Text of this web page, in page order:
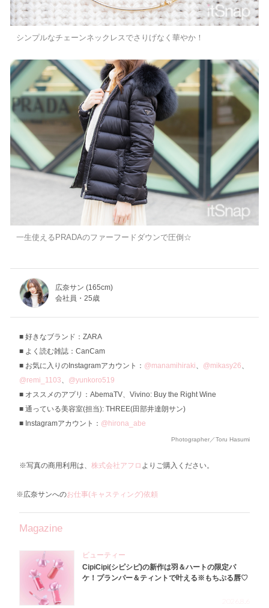
シンプルなチェーンネックレスでさりげなく華やか！
一生使えるPRADAのファーフードダウンで圧倒☆
広奈サン (165cm)
会社員・25歳
好きなブランド：ZARA
よく読む雑誌：CanCam
お気に入りのInstagramアカウント： @manamihiraki、 @mikasy26、
@remi_1103、 @yunkoro519
オススメのアプリ：AbemaTV、‎Vivino: Buy the Right Wine
通っている美容室(担当): THREE(田部井達朗サン)
Instagramアカウント： @hirona_abe
Photographer／Toru Hasumi
※写真の商用利用は、 株式会社アフロ よりご購入ください。
※広奈サンへのお仕事(キャスティング)依頼
Magazine
ビューティー
CipiCipi(シピシピ)の新作は羽＆ハートの限定パ
ケ！プランパー＆ティントで叶える※もちぷる唇♡